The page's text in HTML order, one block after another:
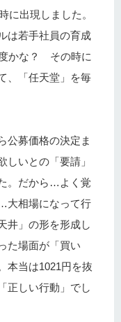
に出現しました。
は若手社員の育成
かな？ その時に
、「任天堂」を毎
公募価格の決定ま
しいとの「要請」
。だから…よく覚
大相場になって行
井」の形を形成し
た場面が「買い
本当は1021円を抜
正しい行動」でし